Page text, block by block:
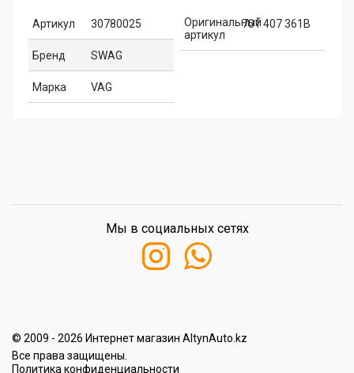
Артикул 30780025
Бренд SWAG
Марка VAG
Оригинальный
артикул
701 407 361B
© 2009 - 2026 Интернет магазин AltynAuto.kz
Все права защищены.
Политика конфиденциальности
Мы в социальных сетях